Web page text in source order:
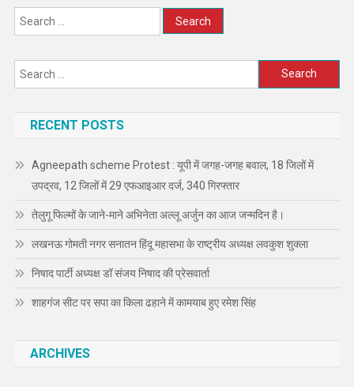
Search
for:
Search
for:
RECENT POSTS
Agneepath scheme Protest : यूपी में जगह-जगह बवाल, 18 जिलों में
उपद्रव, 12 जिलों में 29 एफआइआर दर्ज, 340 गिरफ्तार
तेलुगू फिल्मों के जाने-माने अभिनेता अल्लू अर्जुन का आज जन्मदिन है।
लखनऊ गोमती नगर सनातन हिंदू महासभा के राष्ट्रीय अध्यक्ष लवकुश शुक्ला
निषाद पार्टी अध्यक्ष डॉ संजय निषाद की प्रेसवार्ता
शाहगंज सीट पर सपा का किला ढहाने में कामयाब हुए रमेश सिंह
ARCHIVES